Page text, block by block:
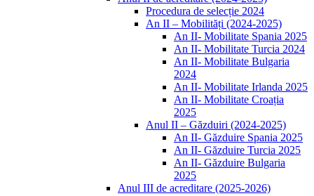
Procedura de selecție 2024
An II – Mobilități (2024-2025)
An II- Mobilitate Spania 2025
An II- Mobilitate Turcia 2024
An II- Mobilitate Bulgaria
2024
An II- Mobilitate Irlanda 2025
An II- Mobilitate Croația
2025
Anul II – Găzduiri (2024-2025)
An II- Găzduire Spania 2025
An II- Găzduire Turcia 2025
An II- Găzduire Bulgaria
2025
Anul III de acreditare (2025-2026)